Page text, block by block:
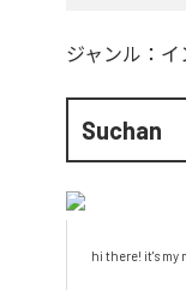
ジャンル： イ
Suchan
hi there! it's my